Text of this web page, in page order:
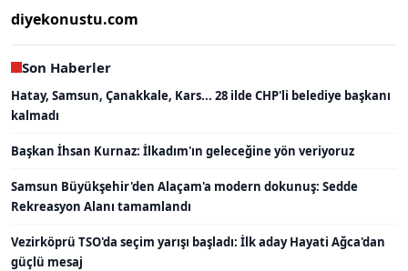
diyekonustu.com
Son Haberler
Hatay, Samsun, Çanakkale, Kars... 28 ilde CHP'li belediye başkanı
kalmadı
Başkan İhsan Kurnaz: İlkadım'ın geleceğine yön veriyoruz
Samsun Büyükşehir'den Alaçam'a modern dokunuş: Sedde
Rekreasyon Alanı tamamlandı
Vezirköprü TSO'da seçim yarışı başladı: İlk aday Hayati Ağca'dan
güçlü mesaj